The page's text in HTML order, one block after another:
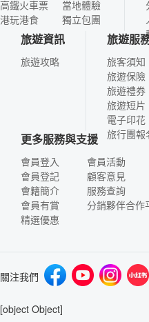
高鐵火車票
港玩港食
當地體驗
獨立包團
旅遊資訊
旅遊攻略
旅遊服
旅客須知
旅遊保險
旅遊禮券
旅遊短片
電子印花
旅行團報
更多服務與支援
會員登入
會員登記
會籍簡介
會員有賞
精選優惠
會員活動
顧客意見
服務查詢
分銷夥伴合作
關注我們
[object Object]